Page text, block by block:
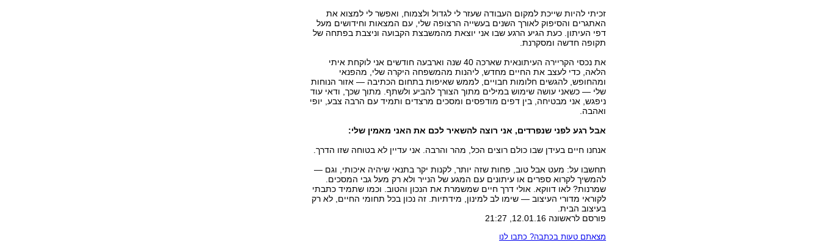
זכיתי להיות שייכת למקום העבודה שעזר לי לגדול ולצמוח, ואפשר לי למצוא את
האתגרים והסיפוק לאורך השנים בעשייה הרצופה שלי, עם המצאות וחידושים מעל
דפי העיתון. כעת הגיע הרגע שבו אני יוצאת מהמשבצת הקבועה וניצבת בפתחה של
תקופה חדשה ומסקרנת.
את נכסי הקריירה העיתונאית שארכה 40 שנה וארבעה חודשים אני לוקחת איתי
הלאה, כדי לעצב את החיים מחדש, ליהנות מהמשפחה היקרה שלי, מהפנאי
ומהחופש, להגשים חלומות חבויים, לממש שאיפות בתחום הכתיבה — אזור הנוחות
שלי — כשאני עושה שימוש במילים מתוך הצורך להביע ולשתף. מתוך שכך, ודאי עוד
ניפגש, אני מבטיחה, בין דפים מודפסים ומסכים מרצדים ותמיד עם הרבה צבע, יופי
ואהבה.
אבל רגע לפני שנפרדים, אני רוצה להשאיר לכם את האני מאמין שלי:
אנחנו חיים בעידן שבו כולם רוצים הכל, מהר והרבה. אני עדיין לא בטוחה שזו הדרך.
תחשבו על: מעט אבל טוב, פחות שזה יותר, לקנות יקר בתנאי שיהיה איכותי, וגם —
להמשיך לקרוא ספרים או עיתונים עם המגע של הנייר ולא רק מעל גבי המסכים.
שמרנות? לאו דווקא. אולי דרך חיים שמשמרת את הנכון והטוב. וכמו שתמיד כתבתי
לקוראי מדורי העיצוב — שימו לב למינון, מידתיות. זה נכון בכל תחומי החיים, לא רק
בעיצוב הבית.
פורסם לראשונה 12.01.16, 21:27
מצאתם טעות בכתבה? כתבו לנו